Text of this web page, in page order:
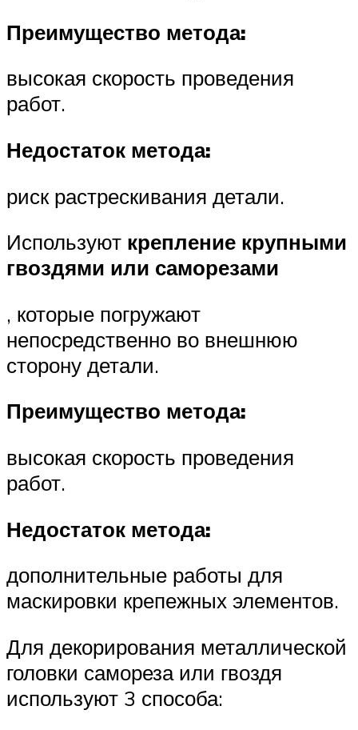
Преимущество метода:
высокая скорость проведения
работ.
Недостаток метода:
риск растрескивания детали.
Используют крепление крупными
гвоздями или саморезами
, которые погружают
непосредственно во внешнюю
сторону детали.
Преимущество метода:
высокая скорость проведения
работ.
Недостаток метода:
дополнительные работы для
маскировки крепежных элементов.
Для декорирования металлической
головки самореза или гвоздя
используют 3 способа: